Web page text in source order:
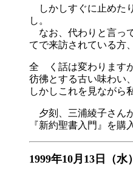
しかしすぐに止めた
し。
なお、代わりと言っ
てで来訪されている方
全 く話は変わります
彷彿とする古い味わい
しかしこれを見なが
夕刻、三浦綾子さん
『新約聖書入門』を購
1999年10月13日（水）